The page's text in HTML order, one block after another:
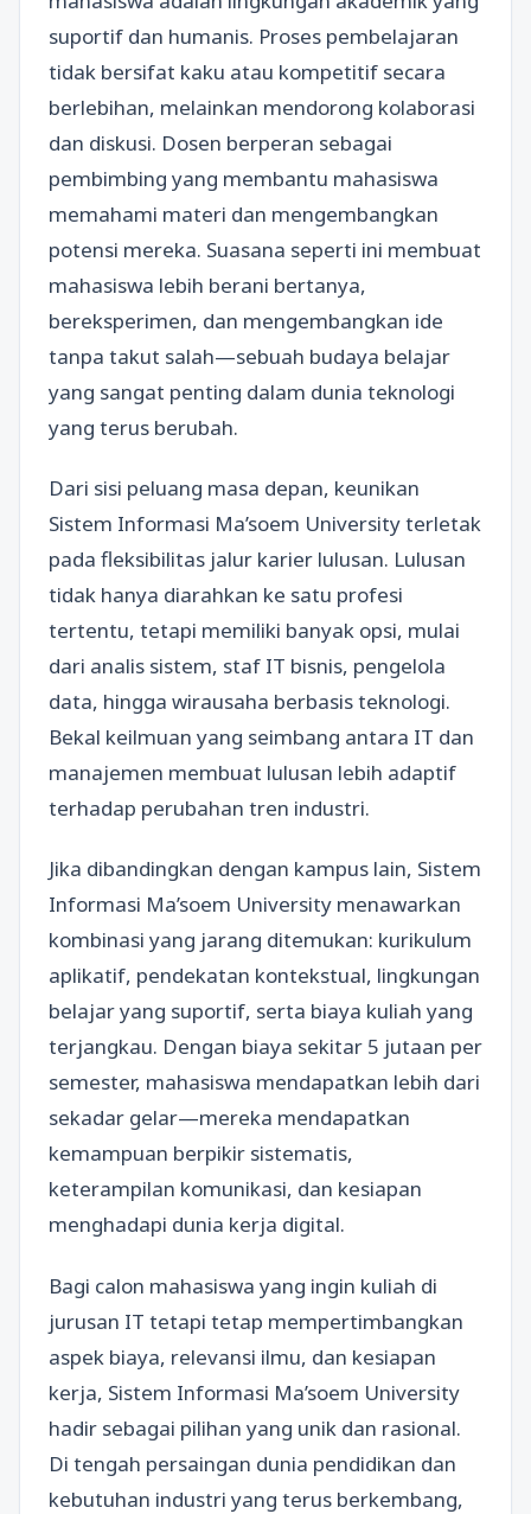
suportif dan humanis. Proses pembelajaran
tidak bersifat kaku atau kompetitif secara
berlebihan, melainkan mendorong kolaborasi
dan diskusi. Dosen berperan sebagai
pembimbing yang membantu mahasiswa
memahami materi dan mengembangkan
potensi mereka. Suasana seperti ini membuat
mahasiswa lebih berani bertanya,
bereksperimen, dan mengembangkan ide
tanpa takut salah—sebuah budaya belajar
yang sangat penting dalam dunia teknologi
yang terus berubah.
Dari sisi peluang masa depan, keunikan
Sistem Informasi Ma’soem University terletak
pada fleksibilitas jalur karier lulusan. Lulusan
tidak hanya diarahkan ke satu profesi
tertentu, tetapi memiliki banyak opsi, mulai
dari analis sistem, staf IT bisnis, pengelola
data, hingga wirausaha berbasis teknologi.
Bekal keilmuan yang seimbang antara IT dan
manajemen membuat lulusan lebih adaptif
terhadap perubahan tren industri.
Jika dibandingkan dengan kampus lain, Sistem
Informasi Ma’soem University menawarkan
kombinasi yang jarang ditemukan: kurikulum
aplikatif, pendekatan kontekstual, lingkungan
belajar yang suportif, serta biaya kuliah yang
terjangkau. Dengan biaya sekitar 5 jutaan per
semester, mahasiswa mendapatkan lebih dari
sekadar gelar—mereka mendapatkan
kemampuan berpikir sistematis,
keterampilan komunikasi, dan kesiapan
menghadapi dunia kerja digital.
Bagi calon mahasiswa yang ingin kuliah di
jurusan IT tetapi tetap mempertimbangkan
aspek biaya, relevansi ilmu, dan kesiapan
kerja, Sistem Informasi Ma’soem University
hadir sebagai pilihan yang unik dan rasional.
Di tengah persaingan dunia pendidikan dan
kebutuhan industri yang terus berkembang,